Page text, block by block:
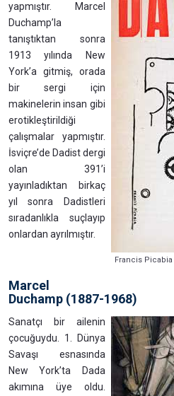
Francis
yapmıştır. Marcel
Duchamp’la
tanıştıktan sonra
1913 yılında New
York’a gitmiş, orada
bir sergi için
makinelerin insan gibi
erotikleştirildiği
çalışmalar yapmıştır.
İsviçre’de Dadist dergi
olan 391’i
yayınladıktan birkaç
yıl sonra Dadistleri
sıradanlıkla suçlayıp
onlardan ayrılmıştır.
Marcel
Duchamp (1887-1968)
Sanatçı bir ailenin
çocuğuydu. 1. Dünya
Savaşı esnasında
New York’ta Dada
akımına üye oldu.